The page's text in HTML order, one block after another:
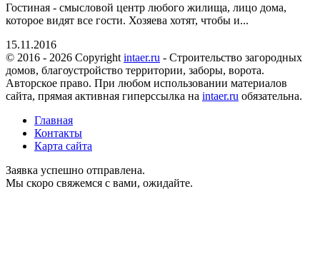
Гостиная - смысловой центр любого жилища, лицо дома,
которое видят все гости. Хозяева хотят, чтобы и...
15.11.2016
© 2016 - 2026 Copyright intaer.ru - Cтроительство загородных
домов, благоустройство территории, заборы, ворота.
Авторское право. При любом использовании материалов
сайта, прямая активная гиперссылка на intaer.ru обязательна.
Главная
Контакты
Карта сайта
Заявка успешно отправлена.
Мы скоро свяжемся с вами, ожидайте.